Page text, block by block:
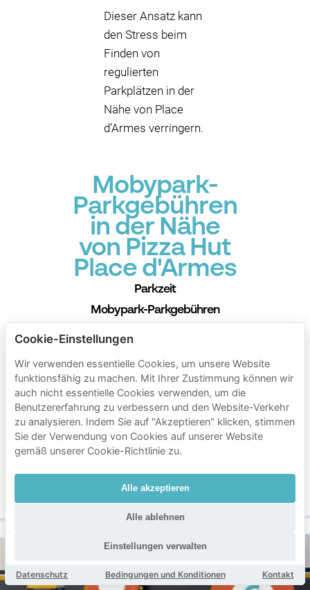
Dieser Ansatz kann
den Stress beim
Finden von
regulierten
Parkplätzen in der
Nähe von Place
d’Armes verringern.
Mobypark-
Parkgebühren
in der Nähe
von Pizza Hut
Place d'Armes
Parkzeit
Mobypark-Parkgebühren
24 Stunden parken
von€ 15.00
1 Woche parken
von€ 75.00
1 Monat parken
von€ 200.00
Min. Dauer 1 Stunde
Cookie-Einstellungen
Wir verwenden essentielle Cookies, um unsere Website
funktionsfähig zu machen. Mit Ihrer Zustimmung können wir
auch nicht essentielle Cookies verwenden, um die
Benutzererfahrung zu verbessern und den Website-Verkehr
zu analysieren. Indem Sie auf "Akzeptieren" klicken, stimmen
Sie der Verwendung von Cookies auf unserer Website
gemäß unserer Cookie-Richtlinie zu.
Alle akzeptieren
Alle ablehnen
Einstellungen verwalten
Datenschutz Bedingungen und Konditionen Kontakt